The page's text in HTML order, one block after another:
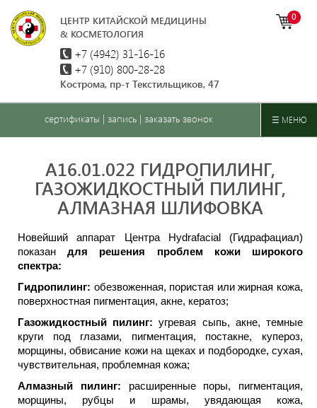
ЦЕНТР КИТАЙСКОЙ МЕДИЦИНЫ
& КОСМЕТОЛОГИЯ
+7 (4942) 31-16-16
0
+7 (910) 800-28-28
Кострома, пр-т Текстильщиков, 47
сертификаты | запись| заказать звонок ☰ МЕНЮ
A16.01.022 ГИДРОПИЛИНГ,
ГАЗОЖИДКОСТНЫЙ ПИЛИНГ,
АЛМАЗНАЯ ШЛИФОВКА
Новейший аппарат Центра Hydrafacial (Гидрафациал)
показандля решения проблем кожи широкого
спектра:
Гидропилинг: обезвоженная, пористая или жирная кожа,
поверхностная пигментация, акне, кератоз;
Газожидкостный пилинг: угревая сыпь, акне, темные
круги под глазами, пигментация, постакне, купероз,
морщины, обвисание кожи на щеках и подбородке, сухая,
чувствительная, проблемная кожа;
Алмазный пилинг: расширенные поры, пигментация,
морщины, рубцы и шрамы, увядающая кожа,